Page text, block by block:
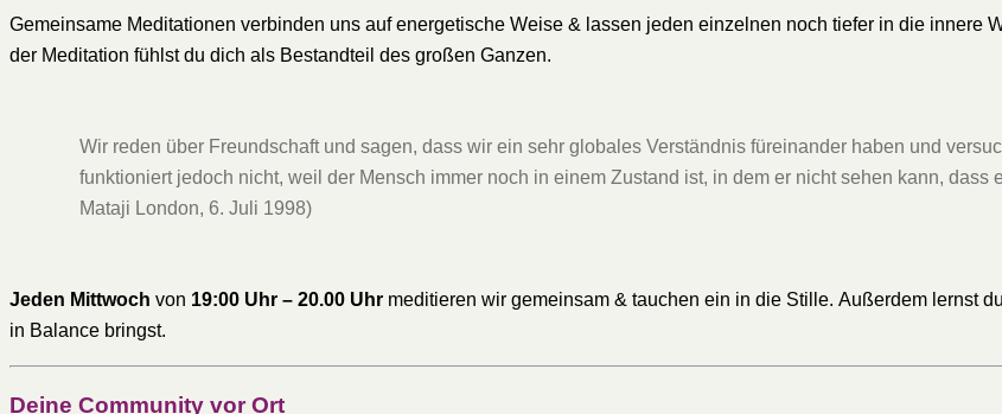
Gemeinsame Meditationen verbinden uns auf energetische Weise & lassen jeden einzelnen noch tiefer in die innere
der Meditation fühlst du dich als Bestandteil des großen Ganzen.
Wir reden über Freundschaft und sagen, dass wir ein sehr globales Verständnis füreinander haben und
funktioniert jedoch nicht, weil der Mensch immer noch in einem Zustand ist, in dem er nicht sehen kann, dass
Mataji London, 6. Juli 1998)
Jeden Mittwoch von 19:00 Uhr – 20.00 Uhr meditieren wir gemeinsam & tauchen ein in die Stille. Außerdem lernst
in Balance bringst.
Deine Community vor Ort